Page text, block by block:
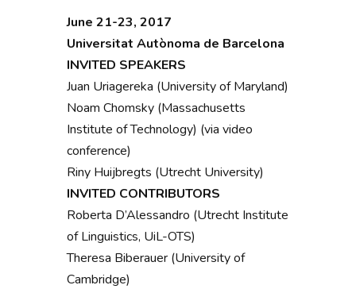
June 21-23, 2017
Universitat Autònoma de Barcelona
INVITED SPEAKERS
Juan Uriagereka (University of Maryland)
Noam Chomsky (Massachusetts
Institute of Technology) (via video
conference)
Riny Huijbregts (Utrecht University)
INVITED CONTRIBUTORS
Roberta D’Alessandro (Utrecht Institute
of Linguistics, UiL-OTS)
Theresa Biberauer (University of
Cambridge)